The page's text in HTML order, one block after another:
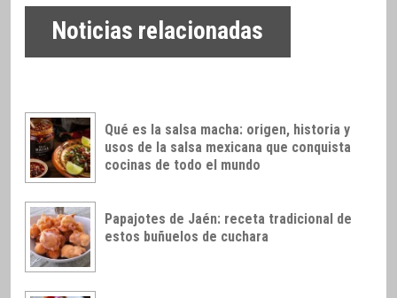
Noticias relacionadas
Qué es la salsa macha: origen, historia y
usos de la salsa mexicana que conquista
cocinas de todo el mundo
Papajotes de Jaén: receta tradicional de
estos buñuelos de cuchara